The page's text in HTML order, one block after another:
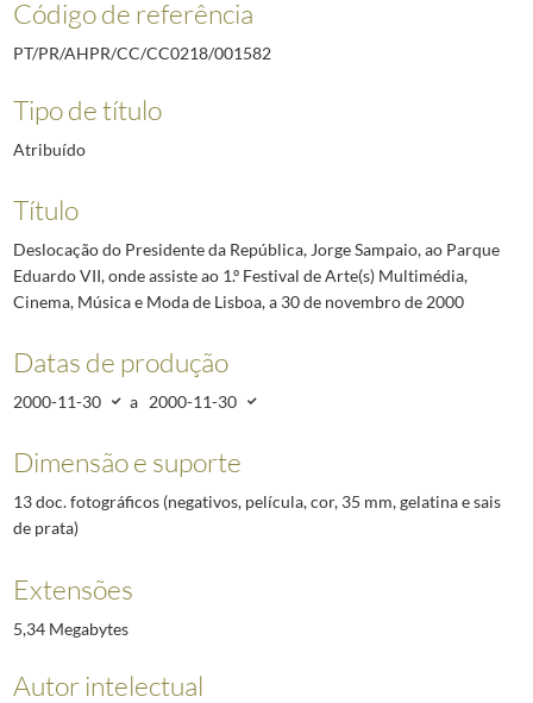
Código de referência
PT/PR/AHPR/CC/CC0218/001582
Tipo de título
Atribuído
Título
Deslocação do Presidente da República, Jorge Sampaio, ao Parque
Eduardo VII, onde assiste ao 1.º Festival de Arte(s) Multimédia,
Cinema, Música e Moda de Lisboa, a 30 de novembro de 2000
Datas de produção
2000-11-30 a 2000-11-30
Dimensão e suporte
13 doc. fotográficos (negativos, película, cor, 35 mm, gelatina e sais
de prata)
Extensões
5,34 Megabytes
Autor intelectual